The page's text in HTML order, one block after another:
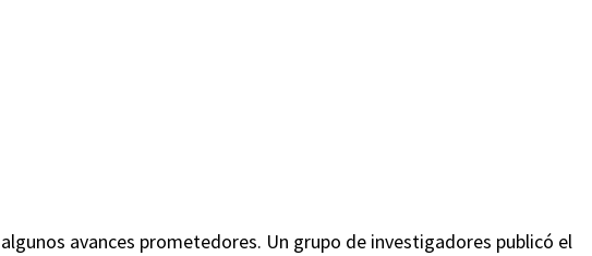
avances prometedores. Un grupo de investigadores publicó el